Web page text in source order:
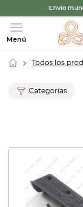
Envío
Menú
Todos los
Categorías